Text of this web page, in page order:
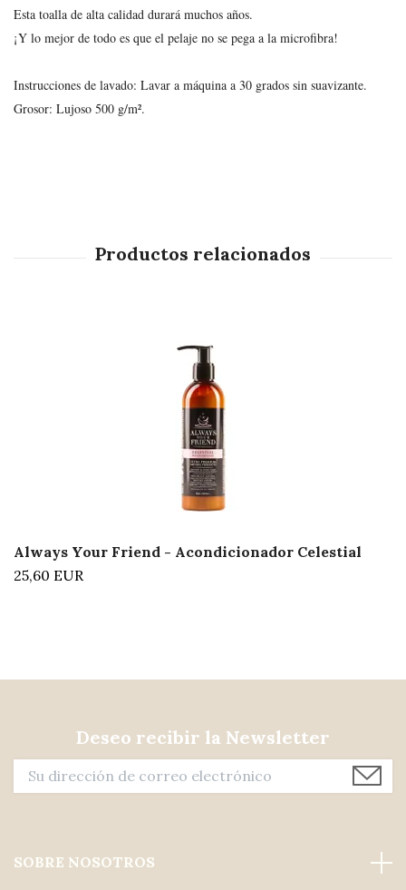
Esta toalla de alta calidad durará muchos años.
¡Y lo mejor de todo es que el pelaje no se pega a la microfibra!
Instrucciones de lavado: Lavar a máquina a 30 grados sin suavizante.
Grosor: Lujoso 500 g/m².
Always Your Friend - Acondicionador Celestial
25,60 EUR
Deseo recibir la Newsletter
SOBRE NOSOTROS